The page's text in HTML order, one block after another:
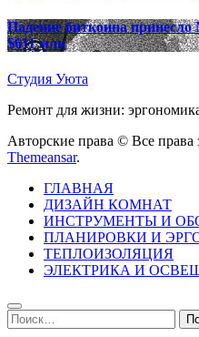
Падение биткоина
$611 млн
Студия Уюта
Ремонт для жизни:
Авторские права © Все
Themeansar.
ГЛАВНАЯ
ДИЗАЙН КОМНАТ
ИНСТРУМЕНТЫ И
ПЛАНИРОВКИ И
ТЕПЛОИЗОЛЯЦИЯ
ЭЛЕКТРИКА И
Найти: